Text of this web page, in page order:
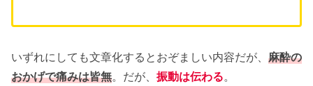
いずれにしても文章化するとおぞましい内容だが、 麻酔の
おかげで痛みは皆無。だが、 振動は伝わる。